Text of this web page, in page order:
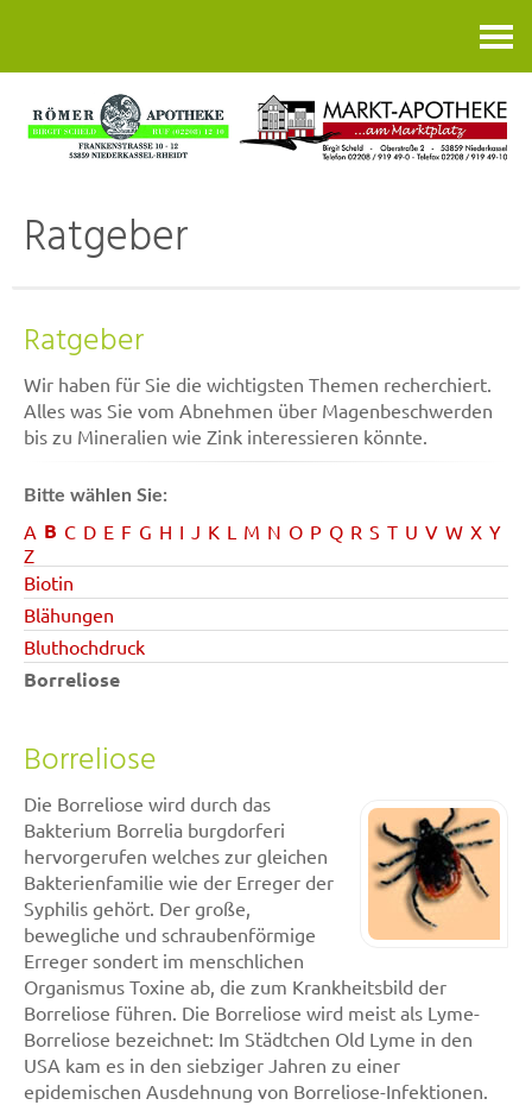
Ratgeber
Ratgeber
Wir haben für Sie die wichtigsten Themen recherchiert.
Alles was Sie vom Abnehmen über Magenbeschwerden
bis zu Mineralien wie Zink interessieren könnte.
Bitte wählen Sie:
A B C D E F G H I J K L M N O P Q R S T U V W X Y
Z
Biotin
Blähungen
Bluthochdruck
Borreliose
Borreliose
Die Borreliose wird durch das
Bakterium Borrelia burgdorferi
hervorgerufen welches zur gleichen
Bakterienfamilie wie der Erreger der
Syphilis gehört. Der große,
bewegliche und schraubenförmige
Erreger sondert im menschlichen
Organismus Toxine ab, die zum Krankheitsbild der
Borreliose führen. Die Borreliose wird meist als Lyme-
Borreliose bezeichnet: Im Städtchen Old Lyme in den
USA kam es in den siebziger Jahren zu einer
epidemischen Ausdehnung von Borreliose-Infektionen.